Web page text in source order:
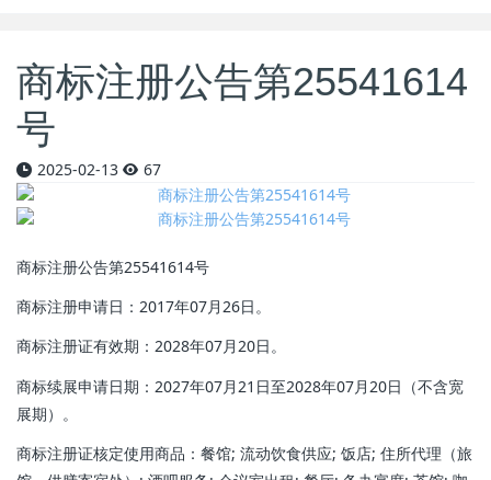
商标注册公告第25541614
号
2025-02-13 67
商标注册公告第25541614号
商标注册申请日：2017年07月26日。
商标注册证有效期：2028年07月20日。
商标续展申请日期：2027年07月21日至2028年07月20日（不含宽
展期）。
商标注册证核定使用商品：餐馆; 流动饮食供应; 饭店; 住所代理（旅